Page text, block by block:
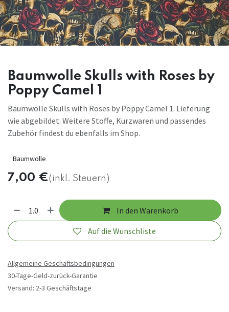
Baumwolle Skulls with Roses by
Poppy Camel 1
Baumwolle Skulls with Roses by Poppy Camel 1. Lieferung
wie abgebildet. Weitere Stoffe, Kurzwaren und passendes
Zubehör findest du ebenfalls im Shop.
Baumwolle
7,00 €(inkl. Steuern)
In den Warenkorb
Auf die Wunschliste
Allgemeine Geschäftsbedingungen
30-Tage-Geld-zurück-Garantie
Versand: 2-3 Geschäftstage